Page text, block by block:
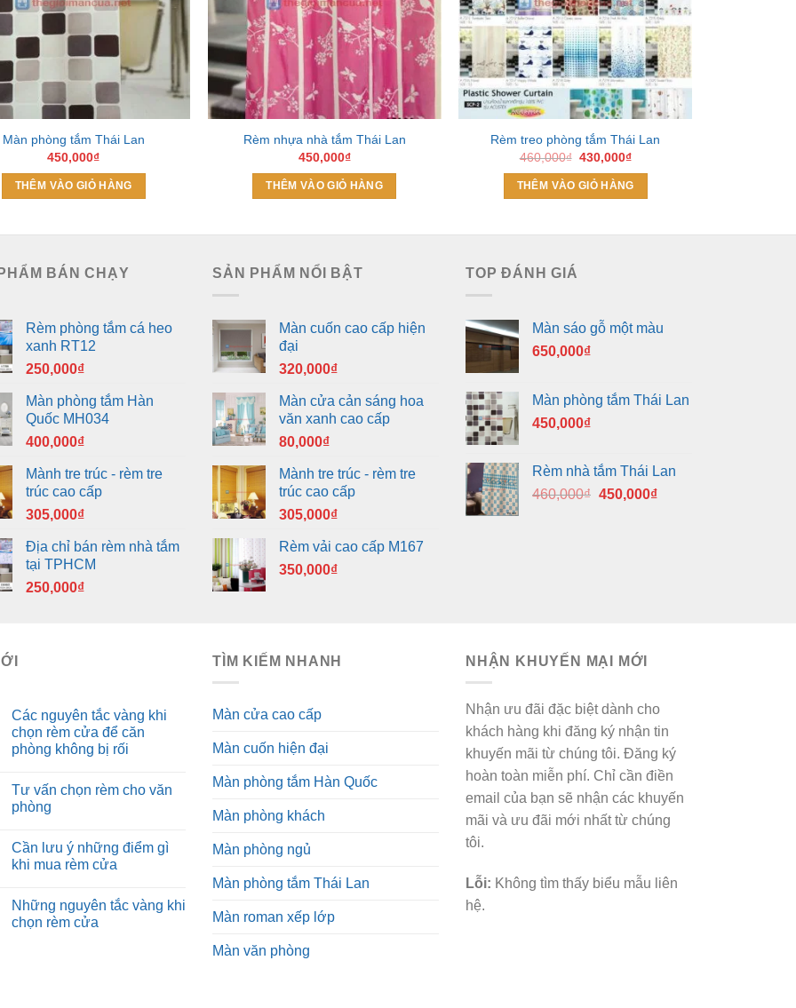
Màn phòng tắm Thái Lan
450,000₫
THÊM VÀO GIỎ HÀNG
Rèm nhựa nhà tắm Thái Lan
450,000₫
THÊM VÀO GIỎ HÀNG
Rèm treo phòng tắm Thái Lan
460,000₫ Giá
là:
460,000₫.
430,000₫Giá
tại
là:
THÊM VÀO GIỎ HÀNG
BÁN CHẠY
Rèm phòng tắm cá heo
xanh RT12
250,000₫
Màn phòng tắm Hàn
Quốc MH034
400,000₫
Mành tre trúc - rèm tre
trúc cao cấp
305,000₫
Địa chỉ bán rèm nhà tắm
tại TPHCM
250,000₫
SẢN PHẨM NỔI BẬT
Màn cuốn cao cấp hiện
đại
320,000₫
Màn cửa cản sáng hoa
văn xanh cao cấp
80,000₫
Mành tre trúc - rèm tre
trúc cao cấp
305,000₫
Rèm vải cao cấp M167
350,000₫
TOP ĐÁNH GIÁ
Màn sáo gỗ một màu
650,000₫
Màn phòng tắm Thái Lan
450,000₫
Rèm nhà tắm Thái Lan
460,000₫ Giá
450,000₫Giá
Các nguyên tắc vàng khi
chọn rèm cửa để căn
phòng không bị rối
Tư vấn chọn rèm cho văn
phòng
Cần lưu ý những điểm gì
khi mua rèm cửa
Những nguyên tắc vàng khi
chọn rèm cửa
TÌM KIẾM NHANH
Màn cửa cao cấp
Màn cuốn hiện đại
Màn phòng tắm Hàn Quốc
Màn phòng khách
Màn phòng ngủ
Màn phòng tắm Thái Lan
Màn roman xếp lớp
Màn văn phòng
NHẬN KHUYẾN MẠI MỚI
Nhận ưu đãi đặc biệt dành cho
khách hàng khi đăng ký nhận tin
khuyến mãi từ chúng tôi. Đăng ký
hoàn toàn miễn phí. Chỉ cần điền
email của bạn sẽ nhận các khuyến
mãi và ưu đãi mới nhất từ chúng
tôi.
Lỗi: Không tìm thấy biểu mẫu liên
hệ.